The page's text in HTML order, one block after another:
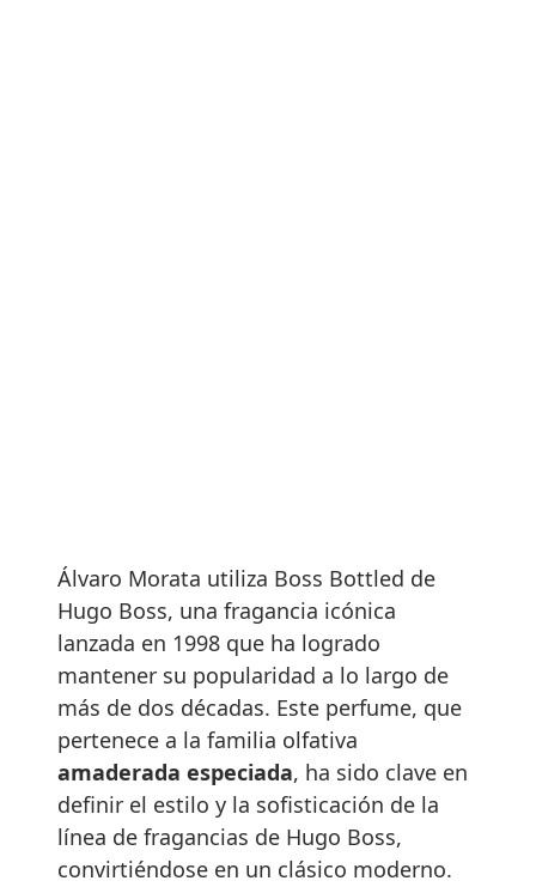
Álvaro Morata utiliza Boss Bottled de
Hugo Boss, una fragancia icónica
lanzada en 1998 que ha logrado
mantener su popularidad a lo largo de
más de dos décadas. Este perfume, que
pertenece a la familia olfativa
amaderada especiada, ha sido clave en
definir el estilo y la sofisticación de la
línea de fragancias de Hugo Boss,
convirtiéndose en un clásico moderno.